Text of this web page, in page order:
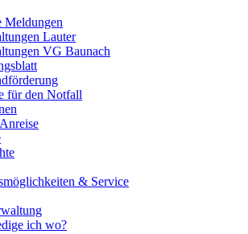
Meldungen
Lauter
VG Baunach
für den Notfall
& Service
ich wo?